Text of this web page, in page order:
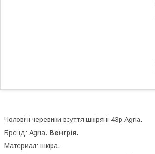
Чоловічі черевики взуття шкіряні 43р Agria.
Бренд: Agria. Венгрія.
Материал: шкіра.